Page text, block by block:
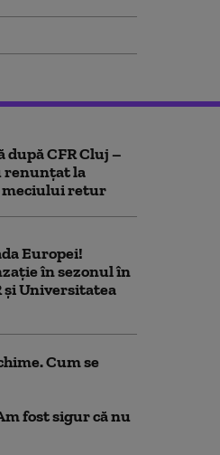
după CFR Cluj –
renunțat la
retur
Europei!
în sezonul în
și Universitatea
Cum se
fost sigur că nu